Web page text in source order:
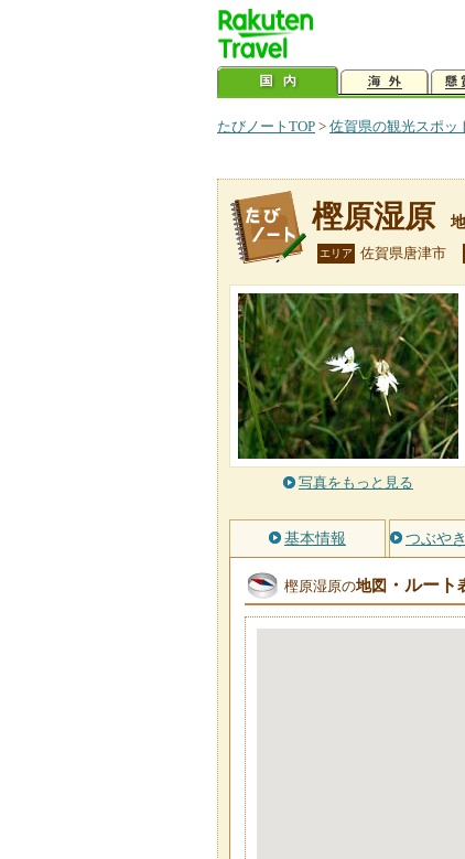
たびノートTOP > 佐賀県の観光スポッ
樫原湿原
エリア 佐賀県唐津市
写真をもっと見る
基本情報 つぶや
樫原湿原の地図 ・ルート